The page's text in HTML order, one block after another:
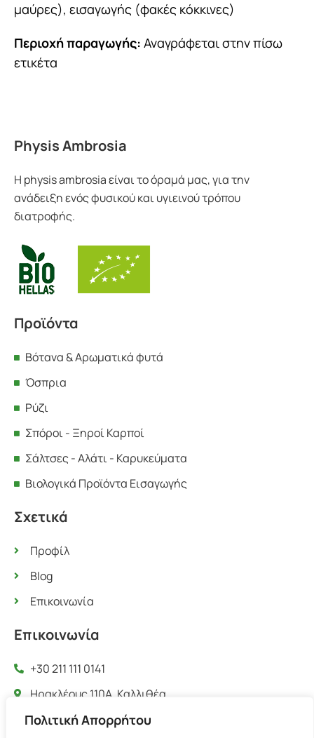
Πολιτική Απορρήτου
μαύρες), εισαγωγής (φακές κόκκινες)
Περιοχή παραγωγής: Αναγράφεται στην πίσω
ετικέτα
Physis Ambrosia
Η physis ambrosia είναι το όραμά μας, για την
ανάδειξη ενός φυσικού και υγιεινού τρόπου
διατροφής.
Προϊόντα
Βότανα & Αρωματικά φυτά
Όσπρια
Ρύζι
Σπόροι - Ξηροί Καρποί
Σάλτσες - Αλάτι - Καρυκεύματα
Βιολογικά Προϊόντα Εισαγωγής
Σχετικά
Προφίλ
Blog
Επικοινωνία
Επικοινωνία
+30 211 111 0141
Ηρακλέους 110Α, Καλλιθέα
info@physisambrosia.gr